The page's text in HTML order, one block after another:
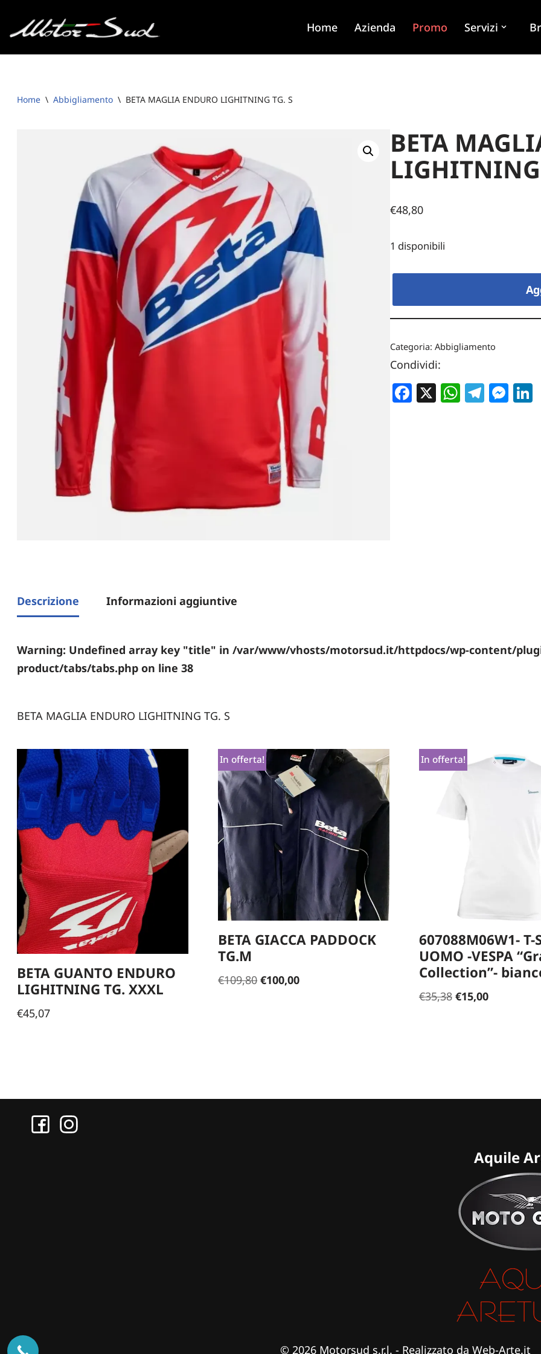
Vai
al
Home Azienda Promo Servizi
Home \ Abbigliamento \ BETA MAGLIA ENDURO LIGHITNING TG. S
BETA
LIGHITNING
€48,80
1 disponibili
Categoria:Abbigliamento
Condividi:
Facebook
X WhatsApp
Descrizione Informazioni aggiuntive
Warning: Undefined array key "title" in/var/www/vhosts/motorsud.it/httpdocs/wp-content/
product/tabs/tabs.php on line38
BETA MAGLIA ENDURO LIGHITNING TG. S
BETA GUANTO ENDURO
LIGHITNING TG. XXXL
€45,07
In offerta!
BETA GIACCA PADDOCK
TG.M
€109,80 €100,00
In offerta!
607088M06W1-
UOMO -VESPA
Collection”-
€35,38 €15,00
Aquile
©2026 Motorsud s.r.l. - Realizzato daWeb-Arte.it